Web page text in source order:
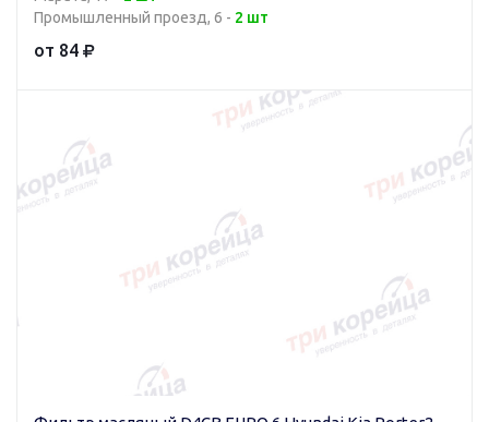
Промышленный проезд, 6 - 2 шт
от 84